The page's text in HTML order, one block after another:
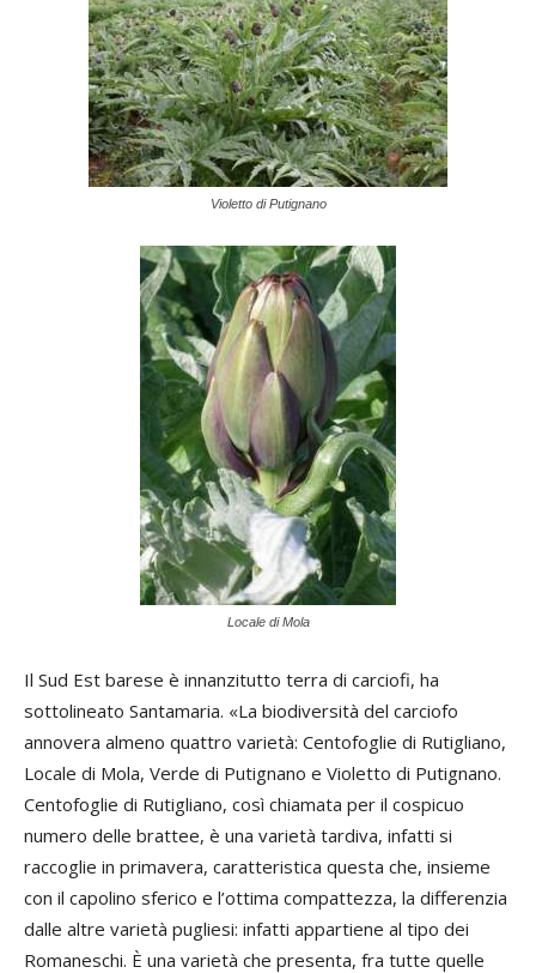
Violetto di Putignano
Locale di Mola
Il Sud Est barese è innanzitutto terra di carciofi, ha
sottolineato Santamaria. «La biodiversità del carciofo
annovera almeno quattro varietà: Centofoglie di Rutigliano,
Locale di Mola, Verde di Putignano e Violetto di Putignano.
Centofoglie di Rutigliano, così chiamata per il cospicuo
numero delle brattee, è una varietà tardiva, infatti si
raccoglie in primavera, caratteristica questa che, insieme
con il capolino sferico e l’ottima compattezza, la differenzia
dalle altre varietà pugliesi: infatti appartiene al tipo dei
Romaneschi. È una varietà che presenta, fra tutte quelle